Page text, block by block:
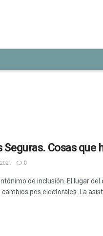
Seguras. Cosas que
0
de inclusión. El lugar
pos electorales. La